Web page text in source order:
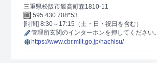
三重県松阪市飯高町森1810-11
595 430 708*53
[時間] 8:30～17:15（土・日・祝日を含む）
管理所玄関のインターホンを押してください。
https://www.cbr.mlit.go.jp/hachisu/